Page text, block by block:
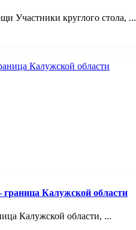
Участники круглого стола, ...
граница Калужской области
Калужской области, ...